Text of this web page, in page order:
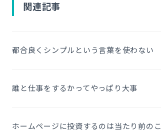
関連記事
都合良くシンプルという言葉を使わない
誰と仕事をするかってやっぱり大事
ホームページに投資するのは当たり前の